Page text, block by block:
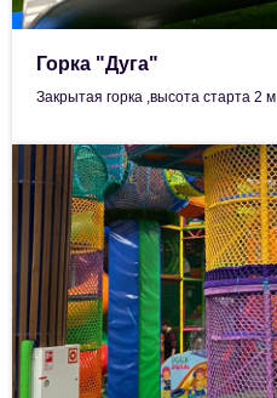
Горка "Дуга"
Закрытая горка ,высота старта 2 м.